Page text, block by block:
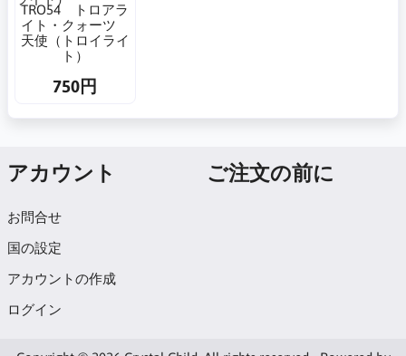
TRO54 トロアラ
イト・クォーツ
天使（トロイライ
ト）
750円
アカウント
お問合せ
国の設定
アカウントの作成
ログイン
ご注文の前に